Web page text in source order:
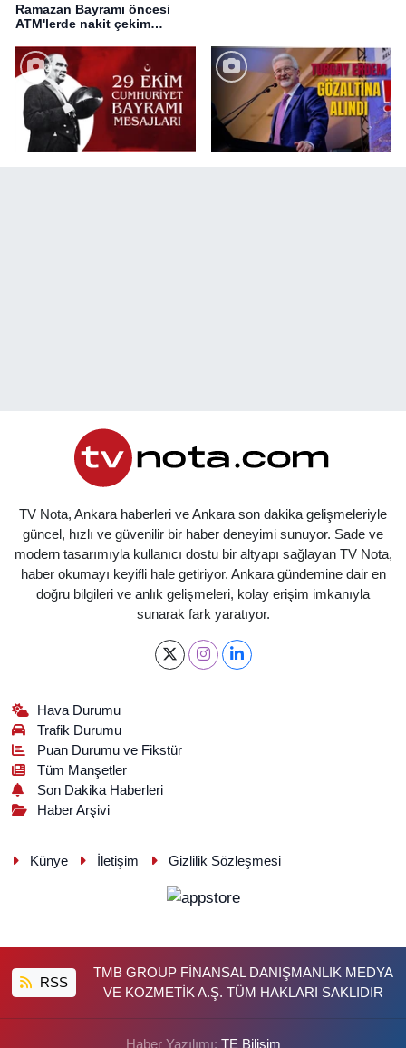
Ramazan Bayramı öncesi
ATM'lerde nakit çekim
TV Nota, Ankara haberleri ve Ankara son dakika gelişmeleriyle
güncel, hızlı ve güvenilir bir haber deneyimi sunuyor. Sade ve
modern tasarımıyla kullanıcı dostu bir altyapı sağlayan TV Nota,
haber okumayı keyifli hale getiriyor. Ankara gündemine dair en
doğru bilgileri ve anlık gelişmeleri, kolay erişim imkanıyla
sunarak fark yaratıyor.
Hava Durumu
Trafik Durumu
Puan Durumu ve Fikstür
Tüm Manşetler
Son Dakika Haberleri
Haber Arşivi
Künye İletişim Gizlilik Sözleşmesi
RSS
TMB GROUP FİNANSAL DANIŞMANLIK MEDYA
VE KOZMETİK A.Ş. TÜM HAKLARI SAKLIDIR
Haber Yazılımı: TE Bilişim